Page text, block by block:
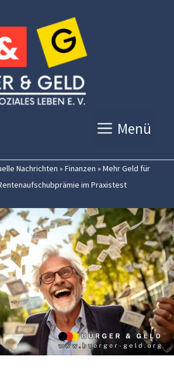
Menü
Nachrichten » Finanzen » Mehr Geld für
im Praxistest